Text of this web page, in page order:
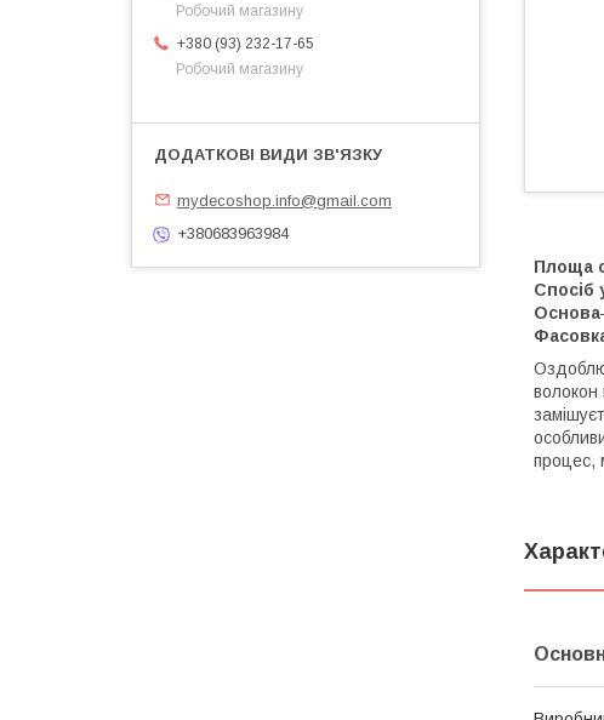
Площа
Спосіб
Основа
волокон
процес,
Робочий магазину
+380 (93) 232-17-65
Робочий магазину
mydecoshop.info@gmail.com
+380683963984